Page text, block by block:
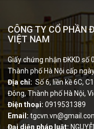
CÔNG TY CỔ PHẦN
VIỆT NAM
Giấy chứng nhận ĐKKD số
Thành phố Hà Nội cấp
Địa chỉ: Số 6, liền kề 6C,
Đông, Thành phố Hà Nội,
Điện thoại: 0919531389
Email:
Đại diện pháp luật: